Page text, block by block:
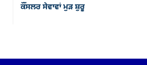
ਕੌਂਸਲਰ ਸੇਵਾਵਾਂ ਮੁੜ ਸ਼ੁਰੂ